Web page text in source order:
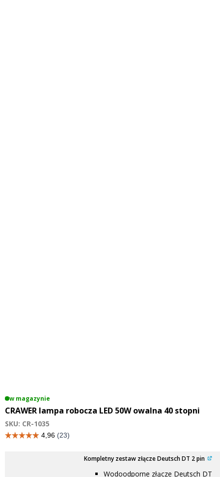
w magazynie
CRAWER lampa robocza LED 50W owalna 40 stopni
SKU: CR-1035
Kompletny zestaw złącze Deutsch DT 2 pin
Wodoodporne złącze Deutsch DT